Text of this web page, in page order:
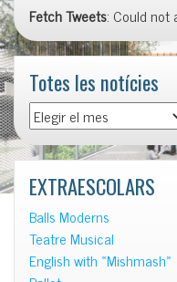
Fetch Tweets: Could not
Totes les notícies
Totes
les
notícies
EXTRAESCOLARS
Balls Moderns
Teatre Musical
English with «Mishmash»